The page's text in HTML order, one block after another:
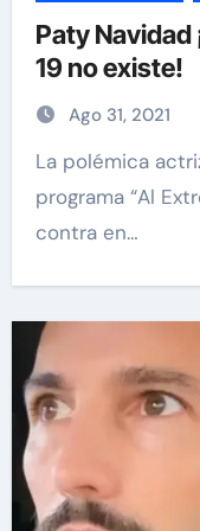
Paty Navidad
19 no existe!
Ago 31, 2021
La polémica actriz y cantante se defendió en el
programa “Al
contra en…